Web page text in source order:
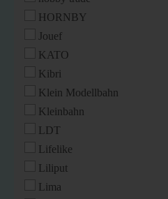
HORNBY
Jouef
KATO
Kibri
Klein Modellbahn
Kleinbahn
LDT
Lifelike
Liliput
Lima